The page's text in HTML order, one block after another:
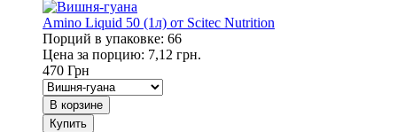
Amino Liquid 50 (1л) от Scitec Nutrition
Порций в упаковке: 66
Цена за порцию: 7,12 грн.
470 Грн
В корзине
Купить